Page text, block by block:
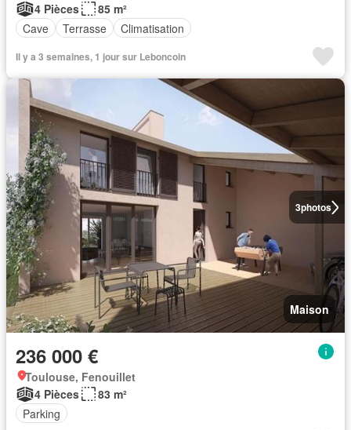
4 Pièces
85 m²
Cave
Terrasse Climatisation
Il y a 3 semaines, 1 jour sur Leboncoin
3photos
Maison
236 000 €
Toulouse, Fenouillet
4 Pièces
83 m²
Parking